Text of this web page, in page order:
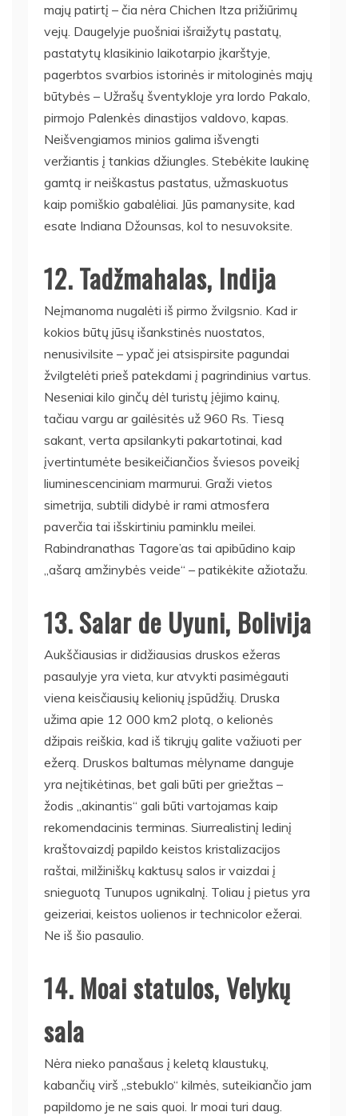
majų patirtį – čia nėra Chichen Itza prižiūrimų
vejų. Daugelyje puošniai išraižytų pastatų,
pastatytų klasikinio laikotarpio įkarštyje,
pagerbtos svarbios istorinės ir mitologinės majų
būtybės – Užrašų šventykloje yra lordo Pakalo,
pirmojo Palenkės dinastijos valdovo, kapas.
Neišvengiamos minios galima išvengti
veržiantis į tankias džiungles. Stebėkite laukinę
gamtą ir neiškastus pastatus, užmaskuotus
kaip pomiškio gabalėliai. Jūs pamanysite, kad
esate Indiana Džounsas, kol to nesuvoksite.
12. Tadžmahalas, Indija
Neįmanoma nugalėti iš pirmo žvilgsnio. Kad ir
kokios būtų jūsų išankstinės nuostatos,
nenusivilsite – ypač jei atsispirsite pagundai
žvilgtelėti prieš patekdami į pagrindinius vartus.
Neseniai kilo ginčų dėl turistų įėjimo kainų,
tačiau vargu ar gailėsitės už 960 Rs. Tiesą
sakant, verta apsilankyti pakartotinai, kad
įvertintumėte besikeičiančios šviesos poveikį
liuminescenciniam marmurui. Graži vietos
simetrija, subtili didybė ir rami atmosfera
paverčia tai išskirtiniu paminklu meilei.
Rabindranathas Tagore’as tai apibūdino kaip
„ašarą amžinybės veide“ – patikėkite ažiotažu.
13. Salar de Uyuni, Bolivija
Aukščiausias ir didžiausias druskos ežeras
pasaulyje yra vieta, kur atvykti pasimėgauti
viena keisčiausių kelionių įspūdžių. Druska
užima apie 12 000 km2 plotą, o kelionės
džipais reiškia, kad iš tikrųjų galite važiuoti per
ežerą. Druskos baltumas mėlyname danguje
yra neįtikėtinas, bet gali būti per griežtas –
žodis „akinantis“ gali būti vartojamas kaip
rekomendacinis terminas. Siurrealistinį ledinį
kraštovaizdį papildo keistos kristalizacijos
raštai, milžiniškų kaktusų salos ir vaizdai į
snieguotą Tunupos ugnikalnį. Toliau į pietus yra
geizeriai, keistos uolienos ir technicolor ežerai.
Ne iš šio pasaulio.
14. Moai statulos, Velykų
sala
Nėra nieko panašaus į keletą klaustukų,
kabančių virš „stebuklo“ kilmės, suteikiančio jam
papildomo je ne sais quoi. Ir moai turi daug.